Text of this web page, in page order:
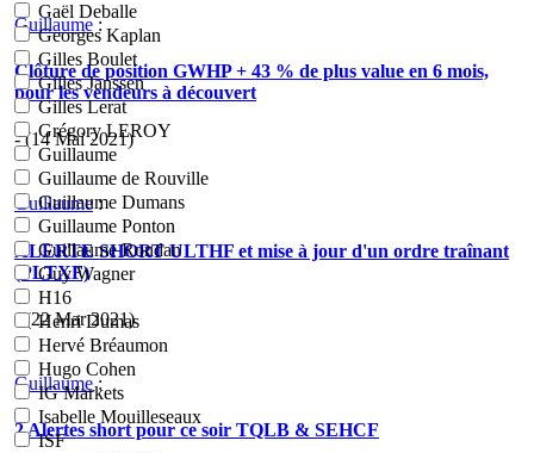
Gaël Deballe
Georges Kaplan
Gilles Boulet
Gilles Janssen
Gilles Lerat
Grégory LEROY
Guillaume
Guillaume de Rouville
Guillaume Dumans
Guillaume Ponton
Guillaume Rondan
Guy Wagner
H16
Henri Dumas
Hervé Bréaumon
Hugo Cohen
IG Markets
Isabelle Mouilleseaux
ISF
Guillaume:
Clôture de position GWHP + 43 % de plus value en 6 mois,
pour les vendeurs à découvert
- (14 Mai 2021)
Guillaume:
ALERTE SHORT ULTHF et mise à jour d'un ordre traînant
(PLTXF)
- (22 Mar 2021)
Guillaume:
2 Alertes short pour ce soir TQLB & SEHCF